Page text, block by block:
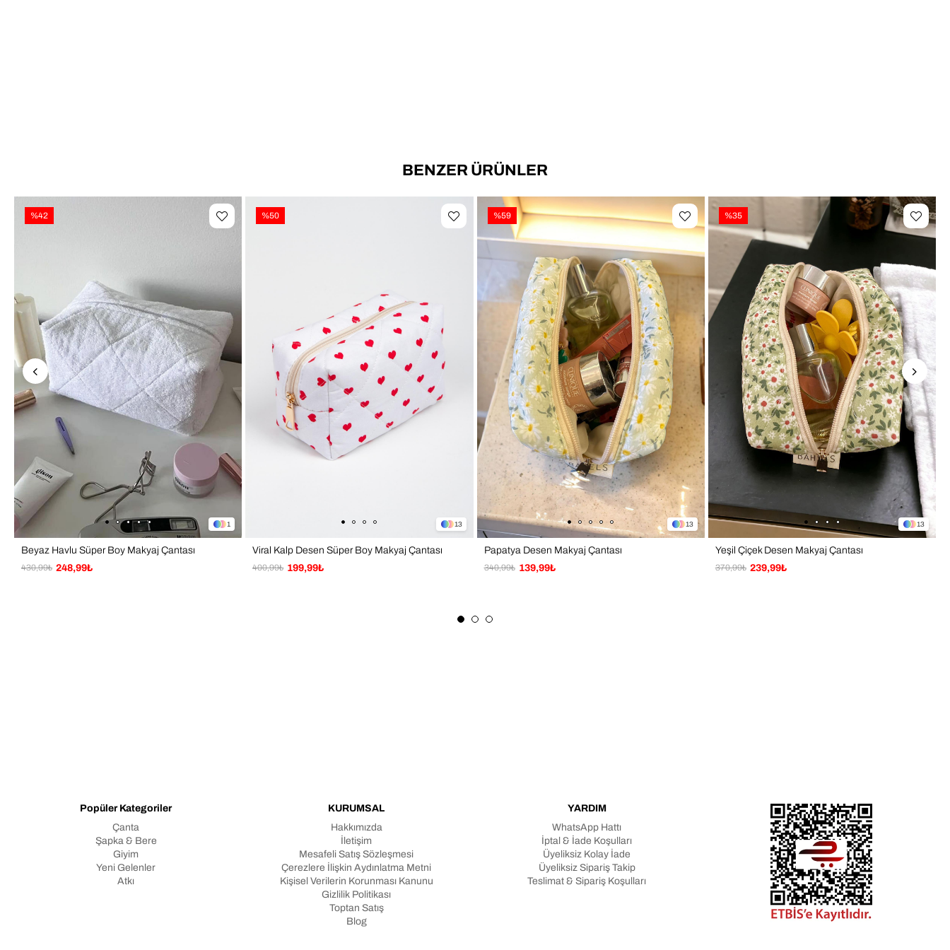
BENZER ÜRÜNLER
1
Beyaz Havlu Süper Boy Makyaj Çantası
248,99₺
430,99₺
%42
13
Viral Kalp Desen Süper Boy Makyaj Çantası
199,99₺
400,99₺
%50
13
Papatya Desen Makyaj Çantası
139,99₺
340,99₺
%59
13
Yeşil Çiçek Desen Makyaj Çantası
239,99₺
370,99₺
%35
Popüler Kategoriler
Çanta
Şapka & Bere
Giyim
Yeni Gelenler
Atkı
KURUMSAL
Hakkımızda
İletişim
Mesafeli Satış Sözleşmesi
Çerezlere İlişkin Aydınlatma Metni
Kişisel Verilerin Korunması Kanunu
Gizlilik Politikası
Toptan Satış
Blog
YARDIM
WhatsApp Hattı
İptal & İade Koşulları
Üyeliksiz Kolay İade
Üyeliksiz Sipariş Takip
Teslimat & Sipariş Koşulları